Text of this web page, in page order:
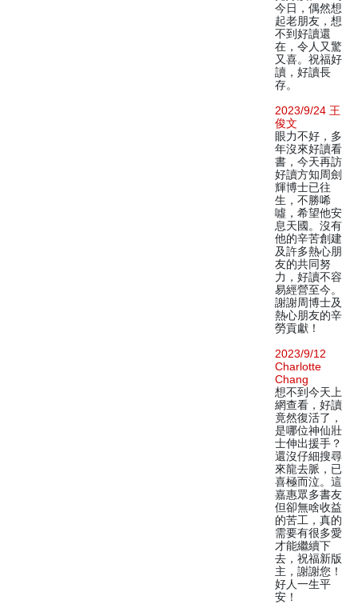
今日，偶然想
起老朋友，想
不到好讀還
在，令人又驚
又喜。祝福好
讀，好讀長
存。
2023/9/24 王
俊文
眼力不好，多
年沒來好讀看
書，今天再訪
好讀方知周劍
輝博士已往
生，不勝唏
噓，希望他安
息天國。沒有
他的辛苦創建
及許多熱心朋
友的共同努
力，好讀不容
易經營至今。
謝謝周博士及
熱心朋友的辛
勞貢獻！
2023/9/12
Charlotte
Chang
想不到今天上
網查看，好讀
竟然復活了，
是哪位神仙壯
士伸出援手？
還沒仔細搜尋
來龍去脈，已
喜極而泣。這
嘉惠眾多書友
但卻無啥收益
的苦工，真的
需要有很多愛
才能繼續下
去，祝福新版
主，謝謝您！
好人一生平
安！